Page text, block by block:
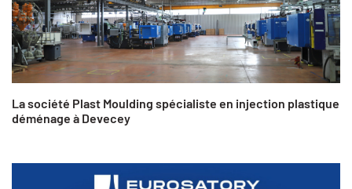
La société Plast Moulding spécialiste en injection plastique
déménage à Devecey